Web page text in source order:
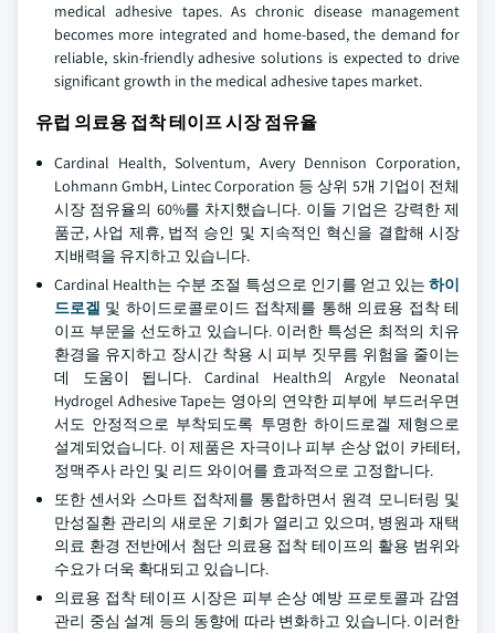
medical adhesive tapes. As chronic disease management
becomes more integrated and home-based, the demand for
reliable, skin-friendly adhesive solutions is expected to drive
significant growth in the medical adhesive tapes market.
유럽 의료용 접착 테이프 시장 점유율
Cardinal Health, Solventum, Avery Dennison Corporation,
Lohmann GmbH, Lintec Corporation 등 상위 5개 기업이 전체
시장 점유율의 60%를 차지했습니다. 이들 기업은 강력한 제
품군, 사업 제휴, 법적 승인 및 지속적인 혁신을 결합해 시장
지배력을 유지하고 있습니다.
Cardinal Health는 수분 조절 특성으로 인기를 얻고 있는 하이
드로겔 및 하이드로콜로이드 접착제를 통해 의료용 접착 테
이프 부문을 선도하고 있습니다. 이러한 특성은 최적의 치유
환경을 유지하고 장시간 착용 시 피부 짓무름 위험을 줄이는
데 도움이 됩니다. Cardinal Health의 Argyle Neonatal
Hydrogel Adhesive Tape는 영아의 연약한 피부에 부드러우면
서도 안정적으로 부착되도록 투명한 하이드로겔 제형으로
설계되었습니다. 이 제품은 자극이나 피부 손상 없이 카테터,
정맥주사 라인 및 리드 와이어를 효과적으로 고정합니다.
또한 센서와 스마트 접착제를 통합하면서 원격 모니터링 및
만성질환 관리의 새로운 기회가 열리고 있으며, 병원과 재택
의료 환경 전반에서 첨단 의료용 접착 테이프의 활용 범위와
수요가 더욱 확대되고 있습니다.
의료용 접착 테이프 시장은 피부 손상 예방 프로토콜과 감염
관리 중심 설계 등의 동향에 따라 변화하고 있습니다. 이러한